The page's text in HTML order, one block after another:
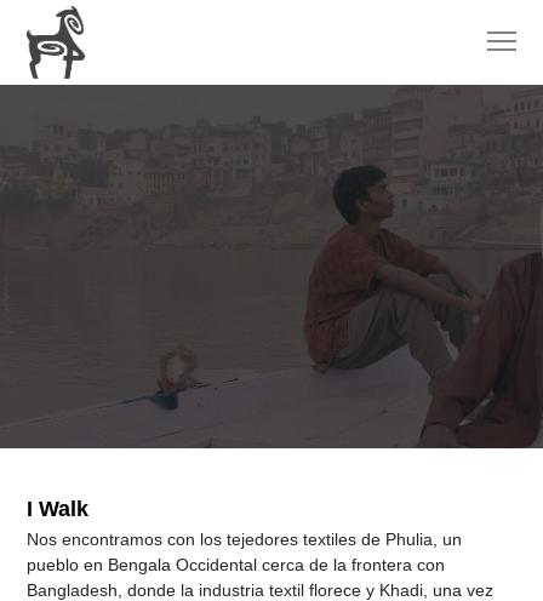
I Walk
Nos encontramos con los tejedores textiles de Phulia, un
pueblo en Bengala Occidental cerca de la frontera con
Bangladesh, donde la industria textil florece y Khadi, una vez